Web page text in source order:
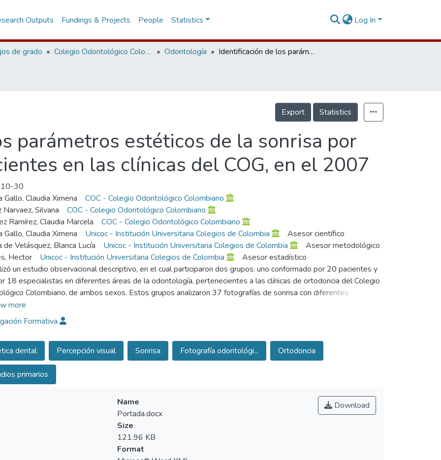
Outputs Fundings & Projects People Statistics Log In
de grado Colegio Odontológico Colombiano Odontología Identificación de los parámetros estéticos de la sonrisa por especialistas y pacientes en las clínicas del COG, en el 2007
Export Statistics
parámetros estéticos de la sonrisa por
en las clínicas del COG, en el 2007
30
Gallo, Claudia Ximena
COC - Colegio Odontológico Colombiano
Narvaez, Silvana
COC - Colegio Odontológico Colombiano
Ramírez, Claudia Marcela
COC - Colegio Odontológico Colombiano
Gallo, Claudia Ximena
Unicoc - Institución Universitaria Colegios de Colombia
Asesor científico
Velásquez, Blanca Lucía
Unicoc - Institución Universitaria Colegios de Colombia
Asesor metodológico
Hector
Unicoc - Institución Universitaria Colegios de Colombia
Asesor estadístico
un estudio observacional descriptivo, en el cual participaron dos grupos: uno conformado por 20 pacientes y
18 especialistas en diferentes áreas de la odontología, pertenecientes a las clínicas de ortodoncia del Colegio
Colombiano, de ambos sexos. Estos grupos analizaron 37 fotografías de sonrisa con diferentes
realizadas mediante el programa Photoshop, utilizando la escala visual análoga.
etapa se establecieron los principales factores determinantes de la estética de la sonrisa.
fueron analizados por ambos grupos, encontrándose diferencias significativas en su percepción sobre
de la sonrisa.
fundamentales de la estética de la sonrisa para especialistas y pacientes son: línea media dental, altura
inclinación del plano incisal, triángulo negro, relación del grosor del labio con sonrisa gingival y tamaño dental.
marcada diferencia en la percepción de la estética de la sonrisa entre ambos grupos, ya que los especialistas
una visión más crítica en la detección de desviaciones de los parámetros estéticos de la sonrisa.
more
Formativa
dental Percepción visual Sonrisa Fotografía odontológi... Ortodoncia
primarios
Download
Name
Portada.docx
Size
121.96 KB
Format